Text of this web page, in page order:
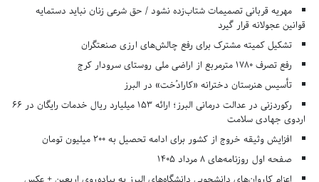
مهریه قربانی تصمیمات شتاب‌زده نشود / حق شرعی زنان نباید دستمایه
قوانین عجولانه قرار گیرد
تشکیل کمیته مشترک برای رفع چالش‌های ارزی صنعتگران
رفع تصرف ۱۷۸۰ مترمربع از اراضی ملی روستای سرودار کرج
تأسیس هنرستان دخترانه «کارادُخت» در البرز
رکوردزنی در عدالت درمانی البرز؛ ارائه ۱۵۳ میلیارد ریال خدمات رایگان در ۶۶
اردوی جهادی سلامت
افزایش وثیقه خروج از کشور برای ادامه تحصیل به ۲۰۰ میلیون تومان
صفحه اول روزنامه‌های 8 مرداد 1405